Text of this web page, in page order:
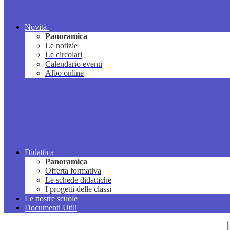
Novità
Panoramica
Le notizie
Le circolari
Calendario eventi
Albo online
Didattica
Panoramica
Offerta formativa
Le schede didattiche
I progetti delle classi
Le nostre scuole
Documenti Utili